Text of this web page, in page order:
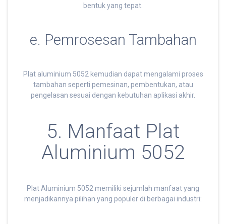
bentuk yang tepat.
e. Pemrosesan Tambahan
Plat aluminium 5052 kemudian dapat mengalami proses
tambahan seperti pemesinan, pembentukan, atau
pengelasan sesuai dengan kebutuhan aplikasi akhir.
5. Manfaat Plat
Aluminium 5052
Plat Aluminium 5052 memiliki sejumlah manfaat yang
menjadikannya pilihan yang populer di berbagai industri: